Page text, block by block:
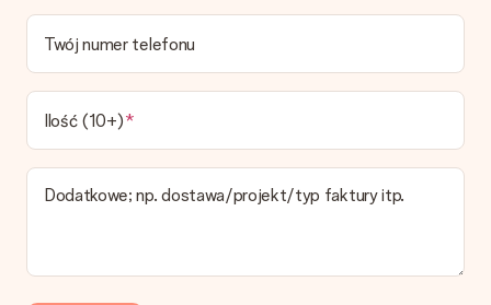
Jaki jest czas dostawy i kiedy otrzymam mój prezent?
Przewidywany czas dostawy można znaleźć na stronie
produktu.
Jakie opcje dostawy mogę wybrać?
W koszyku zamówień mamy kilka opcji dostawy. Termin
pokazany na stronie produktu odnosi się do najtańszej i
najwolniejszej formy wysyłki.
Zapłata
Dotpay, karta kredytowa, lub przelew bankowy. W przypadku
Twój numer telefonu
Ilość (10+)
Dodatkowe; np. dostawa/projekt/typ faktury itp.